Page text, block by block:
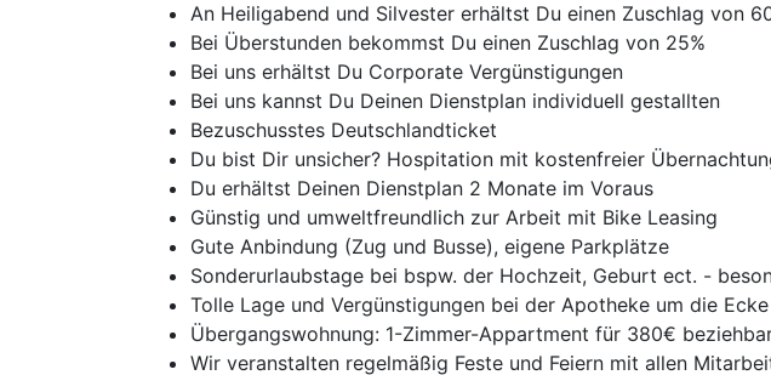
An Heiligabend und Silvester erhältst Du einen Zuschlag von
Bei Überstunden bekommst Du einen Zuschlag von 25%
Bei uns erhältst Du Corporate Vergünstigungen
Bei uns kannst Du Deinen Dienstplan individuell gestallten
Bezuschusstes Deutschlandticket
Du bist Dir unsicher? Hospitation mit kostenfreier
Du erhältst Deinen Dienstplan 2 Monate im Voraus
Günstig und umweltfreundlich zur Arbeit mit Bike Leasing
Gute Anbindung (Zug und Busse), eigene Parkplätze
Sonderurlaubstage bei bspw. der Hochzeit, Geburt ect. -
Tolle Lage und Vergünstigungen bei der Apotheke um die Ecke
Übergangswohnung: 1-Zimmer-Appartment für 380€
Wir veranstalten regelmäßig Feste und Feiern mit allen